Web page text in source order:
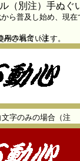
（別注）手ぬ
から普及し始め、現
ています。
みの場合（注
文字のみの場合（注